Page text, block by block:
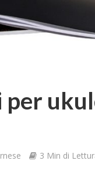
3 Min di